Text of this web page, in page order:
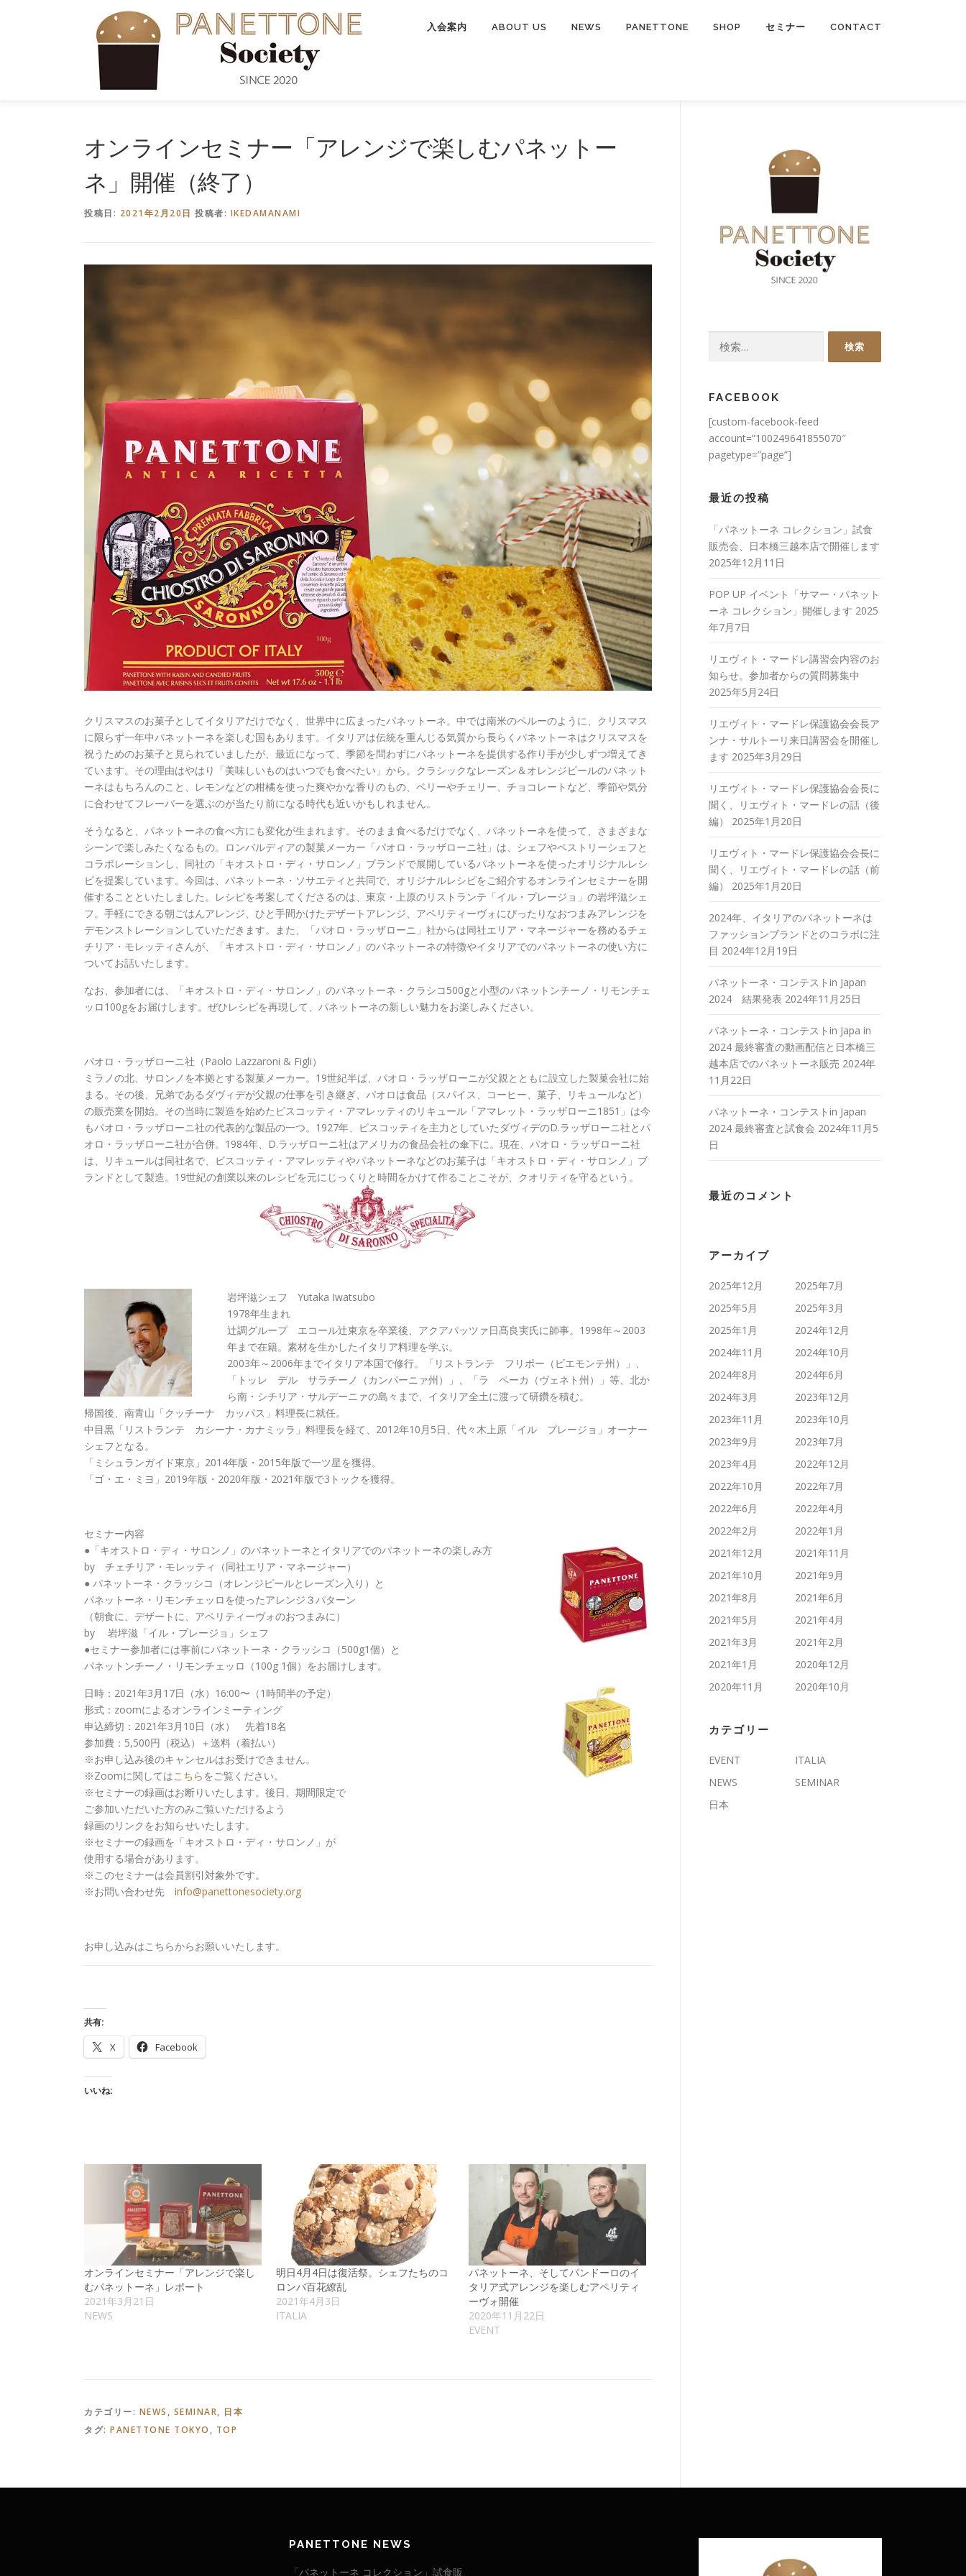
入会案内 ABOUT US NEWS PANETTONE SHOP セミナー CONTACT
オンラインセミナー「アレンジで楽しむパネットー
ネ」開催（終了）
投稿日: 2021年2月20日 投稿者: IKEDAMANAMI
クリスマスのお菓子としてイタリアだけでなく、世界中に広まったパネットーネ。中では南米のペルーのように、クリスマス
に限らず一年中パネットーネを楽しむ国もあります。イタリアは伝統を重んじる気質から長らくパネットーネはクリスマスを
祝うためのお菓子と見られていましたが、最近になって、季節を問わずにパネットーネを提供する作り手が少しずつ増えてき
ています。その理由はやはり「美味しいものはいつでも食べたい」から。クラシックなレーズン＆オレンジピールのパネット
ーネはもちろんのこと、レモンなどの柑橘を使った爽やかな香りのもの、ベリーやチェリー、チョコレートなど、季節や気分
に合わせてフレーバーを選ぶのが当たり前になる時代も近いかもしれません。
そうなると、パネットーネの食べ方にも変化が生まれます。そのまま食べるだけでなく、パネットーネを使って、さまざまな
シーンで楽しみたくなるもの。ロンバルディアの製菓メーカー「パオロ・ラッザローニ社」は、シェフやペストリーシェフと
コラボレーションし、同社の「キオストロ・ディ・サロンノ」ブランドで展開しているパネットーネを使ったオリジナルレシ
ピを提案しています。今回は、パネットーネ・ソサエティと共同で、オリジナルレシピをご紹介するオンラインセミナーを開
催することといたしました。レシピを考案してくださるのは、東京・上原のリストランテ「イル・プレージョ」の岩坪滋シェ
フ。手軽にできる朝ごはんアレンジ、ひと手間かけたデザートアレンジ、アペリティーヴォにぴったりなおつまみアレンジを
デモンストレーションしていただきます。また、「パオロ・ラッザローニ」社からは同社エリア・マネージャーを務めるチェ
チリア・モレッティさんが、「キオストロ・ディ・サロンノ」のパネットーネの特徴やイタリアでのパネットーネの使い方に
ついてお話いたします。
なお、参加者には、「キオストロ・ディ・サロンノ」のパネットーネ・クラシコ500gと小型のパネットンチーノ・リモンチェ
ッロ100gをお届けします。ぜひレシピを再現して、パネットーネの新しい魅力をお楽しみください。
パオロ・ラッザローニ社（Paolo Lazzaroni & Figli）
ミラノの北、サロンノを本拠とする製菓メーカー。19世紀半ば、パオロ・ラッザローニが父親とともに設立した製菓会社に始
まる。その後、兄弟であるダヴィデが父親の仕事を引き継ぎ、パオロは食品（スパイス、コーヒー、菓子、リキュールなど）
の販売業を開始。その当時に製造を始めたビスコッティ・アマレッティのリキュール「アマレット・ラッザローニ1851」は今
もパオロ・ラッザローニ社の代表的な製品の一つ。1927年、ビスコッティを主力としていたダヴィデのD.ラッザローニ社とパ
オロ・ラッザローニ社が合併。1984年、D.ラッザローニ社はアメリカの食品会社の傘下に。現在、パオロ・ラッザローニ社
は、リキュールは同社名で、ビスコッティ・アマレッティやパネットーネなどのお菓子は「キオストロ・ディ・サロンノ」ブ
ランドとして製造。19世紀の創業以来のレシピを元にじっくりと時間をかけて作ることこそが、クオリティを守るという。
岩坪滋シェフ Yutaka Iwatsubo
1978年生まれ
辻調グループ エコール辻東京を卒業後、アクアパッツァ日髙良実氏に師事。1998年～2003
年まで在籍。素材を生かしたイタリア料理を学ぶ。
2003年～2006年までイタリア本国で修行。「リストランテ フリポー（ピエモンテ州）」、
「トッレ デル サラチーノ（カンパーニァ州）」、「ラ ペーカ（ヴェネト州）」等、北か
ら南・シチリア・サルデーニァの島々まで、イタリア全土に渡って研鑽を積む。
帰国後、南青山「クッチーナ カッパス」料理長に就任。
中目黒「リストランテ カシーナ・カナミッラ」料理長を経て、2012年10月5日、代々木上原「イル プレージョ」オーナー
シェフとなる。
「ミシュランガイド東京」2014年版・2015年版で一ツ星を獲得。
「ゴ・エ・ミヨ」2019年版・2020年版・2021年版で3トックを獲得。
セミナー内容
●「キオストロ・ディ・サロンノ」のパネットーネとイタリアでのパネットーネの楽しみ方
by チェチリア・モレッティ（同社エリア・マネージャー）
● パネットーネ・クラッシコ（オレンジピールとレーズン入り）と
パネットーネ・リモンチェッロを使ったアレンジ３パターン
（朝食に、デザートに、アペリティーヴォのおつまみに）
by 岩坪滋「イル・プレージョ」シェフ
●セミナー参加者には事前にパネットーネ・クラッシコ（500g1個）と
パネットンチーノ・リモンチェッロ（100g 1個）をお届けします。
日時：2021年3月17日（水）16:00〜（1時間半の予定）
形式：zoomによるオンラインミーティング
申込締切：2021年3月10日（水） 先着18名
参加費：5,500円（税込）＋送料（着払い）
※お申し込み後のキャンセルはお受けできません。
※Zoomに関してはこちらをご覧ください。
※セミナーの録画はお断りいたします。後日、期間限定で
ご参加いただいた方のみご覧いただけるよう
録画のリンクをお知らせいたします。
※セミナーの録画を「キオストロ・ディ・サロンノ」が
使用する場合があります。
※このセミナーは会員割引対象外です。
※お問い合わせ先 info@panettonesociety.org
お申し込みはこちらからお願いいたします。
共有:
X Facebook
いいね:
オンラインセミナー「アレンジで楽し
むパネットーネ」レポート
2021年3月21日
NEWS
明日4月4日は復活祭。シェフたちのコ
ロンバ百花繚乱
2021年4月3日
ITALIA
パネットーネ、そしてパンドーロのイ
タリア式アレンジを楽しむアペリティ
ーヴォ開催
2020年11月22日
EVENT
カテゴリー: NEWS , SEMINAR, 日本
タグ: PANETTONE TOKYO , TOP
FACEBOOK
[custom-facebook-feed
account=”100249641855070″
pagetype=”page”]
最近の投稿
「パネットーネ コレクション」試食
販売会、日本橋三越本店で開催します
2025年12月11日
POP UP イベント「サマー・パネット
ーネ コレクション」開催します 2025
年7月7日
リエヴィト・マードレ講習会内容のお
知らせ。参加者からの質問募集中
2025年5月24日
リエヴィト・マードレ保護協会会長ア
ンナ・サルトーリ来日講習会を開催し
ます 2025年3月29日
リエヴィト・マードレ保護協会会長に
聞く、リエヴィト・マードレの話（後
編）
2025年1月20日
リエヴィト・マードレ保護協会会長に
聞く、リエヴィト・マードレの話（前
編）
2025年1月20日
2024年、イタリアのパネットーネは
ファッションブランドとのコラボに注
目 2024年12月19日
パネットーネ・コンテストin Japan
2024 結果発表 2024年11月25日
パネットーネ・コンテストin Japa in
2024 最終審査の動画配信と日本橋三
越本店でのパネットーネ販売 2024年
11月22日
パネットーネ・コンテストin Japan
2024 最終審査と試食会 2024年11月5
日
最近のコメント
アーカイブ
2025年12月
2025年7月
2025年5月
2025年3月
2025年1月
2024年12月
2024年11月
2024年10月
2024年8月
2024年6月
2024年3月
2023年12月
2023年11月
2023年10月
2023年9月
2023年7月
2023年4月
2022年12月
2022年10月
2022年7月
2022年6月
2022年4月
2022年2月
2022年1月
2021年12月
2021年11月
2021年10月
2021年9月
2021年8月
2021年6月
2021年5月
2021年4月
2021年3月
2021年2月
2021年1月
2020年12月
2020年11月
2020年10月
カテゴリー
EVENT
ITALIA
NEWS
SEMINAR
日本
PANETTONE NEWS
「パネットーネ コレクション」試食販